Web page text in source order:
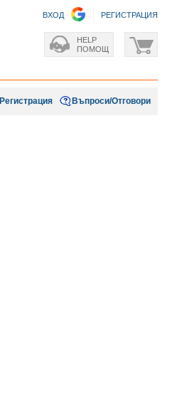
РЕГИСТРАЦИЯ
ВХОД
HELP
ПОМОЩ
Въпроси/Отговори
Регистрация